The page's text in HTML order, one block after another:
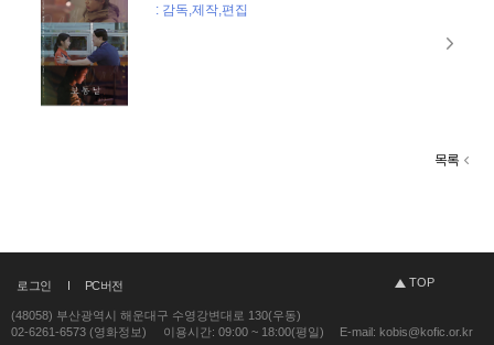
: 감독,제작,편집
목록
로그인 PC버전 TOP
(48058) 부산광역시 해운대구 수영강변대로 130(우동)
02-6261-6573 (영화정보)
이용시간: 09:00 ~ 18:00(평일) E-mail: kobis@kofic.or.kr